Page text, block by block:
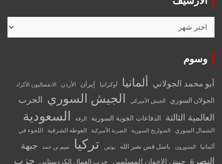
وسوم
أبو محمد الجولاني ألمانيا أوكرانيا إيران الأردن الانفصاليون الأكراد
الجولان السوري الجيش الأميركي الجيش السوري الحرب
العالمية الثالثة
الدفاعات الجوية السورية الرقة السعودية
الشمال السوري الصواريخ السورية الضربة الأميركية الغوطة الشرقية اللجوء في
ألمانيا المتنورون باسل قس نصر الله بوتين تركيا تميم بن حمد
جبهة
النصرة
جيش الإخوان المسلمين حزب العمال الكردستاني حزب